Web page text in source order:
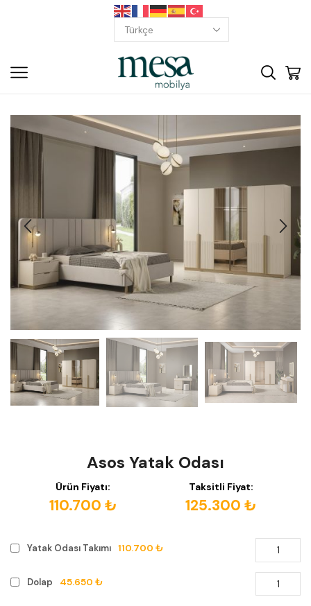
Asos Yatak Odası
Ürün Fiyatı:
110.700 ₺
Taksitli Fiyat:
125.300 ₺
Yatak Odası Takımı 110.700 ₺
Dolap 45.650 ₺